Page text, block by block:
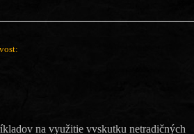
na využitie vvskutku netradičných